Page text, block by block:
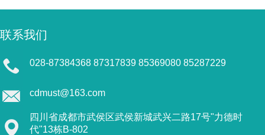
联系我们
028-87384368 87317839 85369080 85287229
cdmust@163.com
四川省成都市武侯区武侯新城武兴二路17号"力德时
代"13栋B-802